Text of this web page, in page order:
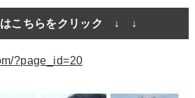
こちらをクリック ↓ ↓
?page_id=20